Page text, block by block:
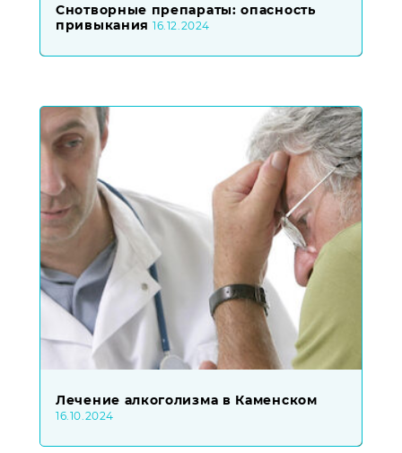
Снотворные препараты: опасность
привыкания 16.12.2024
Лечение алкоголизма в Каменском
16.10.2024